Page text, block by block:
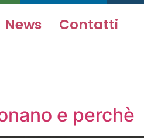
News Contatti
e perchè